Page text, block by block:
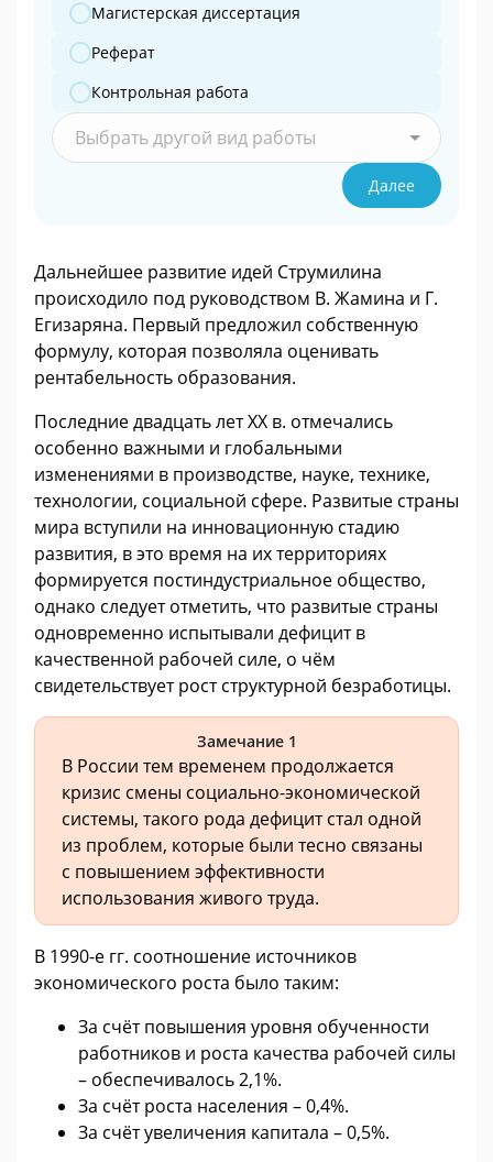
Магистерская диссертация
Реферат
Контрольная работа
Выбрать другой вид работы
Далее
Дальнейшее развитие идей Струмилина
происходило под руководством В. Жамина и Г.
Егизаряна. Первый предложил собственную
формулу, которая позволяла оценивать
рентабельность образования.
Последние двадцать лет ХХ в. отмечались
особенно важными и глобальными
изменениями в производстве, науке, технике,
технологии, социальной сфере. Развитые страны
мира вступили на инновационную стадию
развития, в это время на их территориях
формируется постиндустриальное общество,
однако следует отметить, что развитые страны
одновременно испытывали дефицит в
качественной рабочей силе, о чём
свидетельствует рост структурной безработицы.
Замечание 1
В России тем временем продолжается
кризис смены социально-экономической
системы, такого рода дефицит стал одной
из проблем, которые были тесно связаны
с повышением эффективности
использования живого труда.
В 1990-е гг. соотношение источников
экономического роста было таким:
За счёт повышения уровня обученности
работников и роста качества рабочей силы
– обеспечивалось 2,1%.
За счёт роста населения – 0,4%.
За счёт увеличения капитала – 0,5%.